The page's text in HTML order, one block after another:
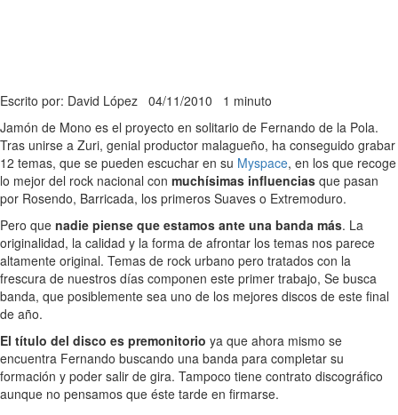
Escrito por: David López 04/11/2010 1 minuto
Jamón de Mono es el proyecto en solitario de Fernando de la Pola.
Tras unirse a Zuri, genial productor malagueño, ha conseguido grabar
12 temas, que se pueden escuchar en su Myspace, en los que recoge
lo mejor del rock nacional con muchísimas influencias que pasan
por Rosendo, Barricada, los primeros Suaves o Extremoduro.
Pero que nadie piense que estamos ante una banda más. La
originalidad, la calidad y la forma de afrontar los temas nos parece
altamente original. Temas de rock urbano pero tratados con la
frescura de nuestros días componen este primer trabajo, Se busca
banda, que posiblemente sea uno de los mejores discos de este final
de año.
El título del disco es premonitorio ya que ahora mismo se
encuentra Fernando buscando una banda para completar su
formación y poder salir de gira. Tampoco tiene contrato discográfico
aunque no pensamos que éste tarde en firmarse.